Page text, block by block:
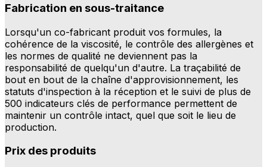
Fabrication en sous-traitance
Lorsqu'un co-fabricant produit vos formules, la
cohérence de la viscosité, le contrôle des allergènes et
les normes de qualité ne deviennent pas la
responsabilité de quelqu'un d'autre. La traçabilité de
bout en bout de la chaîne d'approvisionnement, les
statuts d'inspection à la réception et le suivi de plus de
500 indicateurs clés de performance permettent de
maintenir un contrôle intact, quel que soit le lieu de
production.
Prix des produits